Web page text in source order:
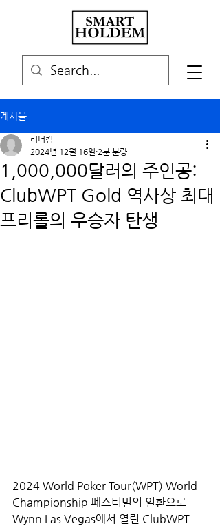
게시물
1,000,000달러의 주인공:
ClubWPT Gold 역사상 최대
프리롤의 우승자 탄생
러너킴
2024년 12월 16일 2분 분량
2024 World Poker Tour(WPT) World
Championship 페스티벌의 일환으로
Wynn Las Vegas에서 열린 ClubWPT